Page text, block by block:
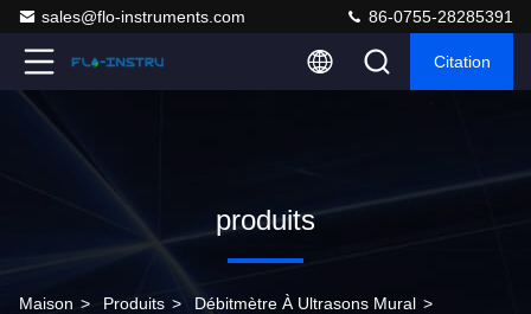
sales@flo-instruments.com 86-0755-28285391
Citation
produits
Maison > Produits > Débitmètre À Ultrasons Mural >